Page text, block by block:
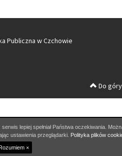
Publiczna w Czchowie
Do góry
lepiej spełniał Państwa oczekiwania.
ustawienia przeglądarki. Polityka plików
×